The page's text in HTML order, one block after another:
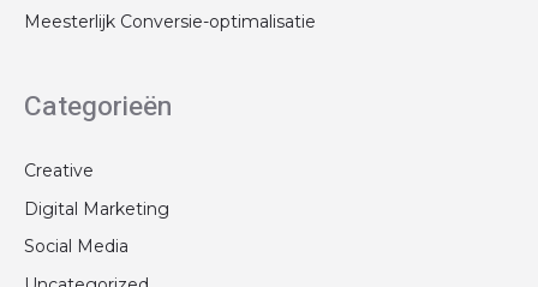
Meesterlijk Conversie-optimalisatie
Categorieën
Creative
Digital Marketing
Social Media